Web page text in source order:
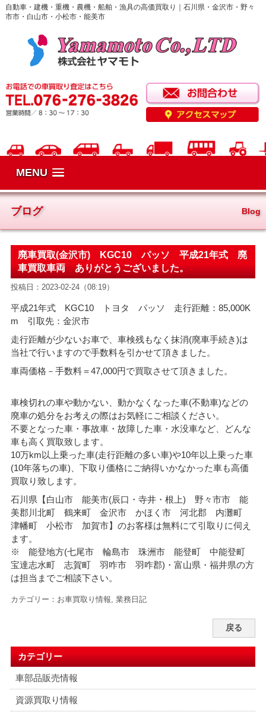
自動車・建機・重機・農機・船舶・漁具の高価買取り｜石川県・金沢市・野々
市市・白山市・小松市・能美市
MENU
ブログ Blog
廃車買取(金沢市) KGC10 パッソ 平成21年式 廃
車買取車両 ありがとうございました。
投稿日：2023-02-24（08:19）
平成21年式 KGC10 トヨタ パッソ 走行距離：85,000K
m 引取先：金沢市
走行距離が少ないお車で、車検残もなく抹消(廃車手続き)は
当社で行いますので手数料を引かせて頂きました。
車両価格－手数料＝47,000円で買取させて頂きました。
車検切れの車や動かない、動かなくなった車(不動車)などの
廃車の処分をお考えの際はお気軽にご相談ください。
不要となった車・事故車・故障した車・水没車など、どんな
車も高く買取致します。
10万km以上乗った車(走行距離の多い車)や10年以上乗った車
(10年落ちの車)、下取り価格にご納得いかなかった車も高価
買取り致します。
石川県【白山市 能美市(辰口・寺井・根上) 野々市市 能
美郡川北町 鶴来町 金沢市 かほく市 河北郡 内灘町
津幡町 小松市 加賀市】のお客様は無料にて引取りに伺え
ます。
※ 能登地方(七尾市 輪島市 珠洲市 能登町 中能登町
宝達志水町 志賀町 羽咋市 羽咋郡)・富山県・福井県の方
は担当までご相談下さい。
カテゴリー： お車買取り情報, 業務日記
戻る
カテゴリー
車部品販売情報
資源買取り情報